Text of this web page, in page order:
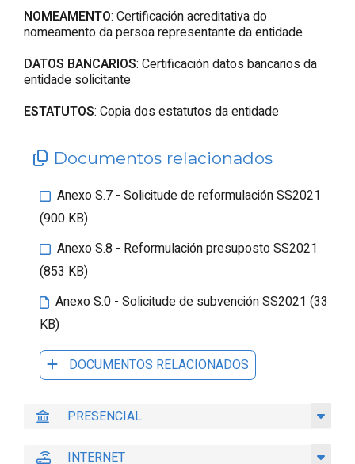
NOMEAMENTO: Certificación acreditativa do
nomeamento da persoa representante da entidade
DATOS BANCARIOS: Certificación datos bancarios da
entidade solicitante
ESTATUTOS: Copia dos estatutos da entidade
Documentos relacionados
Anexo S.7 - Solicitude de reformulación SS2021
(900 KB)
Anexo S.8 - Reformulación presuposto SS2021
(853 KB)
Anexo S.0 - Solicitude de subvención SS2021 (33
KB)
DOCUMENTOS RELACIONADOS
PRESENCIAL
INTERNET